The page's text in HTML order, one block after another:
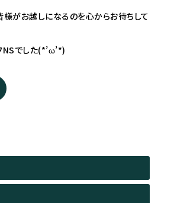
がお越しになるのを心からお待ちして
NSでした(*’ω’*)